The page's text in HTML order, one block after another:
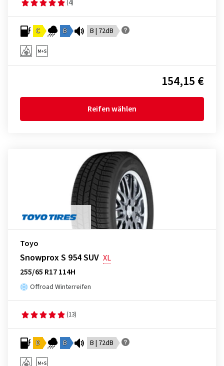
(4)
C B B | 72dB
154,15 €
Reifen wählen
Toyo
Snowprox S 954 SUV XL
255/65 R17 114H
Offroad Winterreifen
(13)
D B B | 72dB